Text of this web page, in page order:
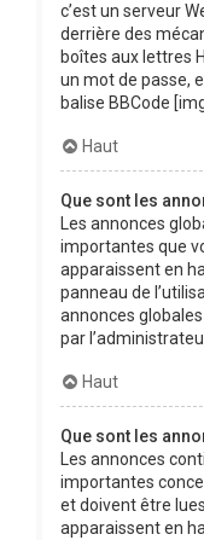
c’est un serveur
derrière des
boîtes aux lettres
un mot de passe,
balise BBCode
Haut
Que sont les
Les annonces
importantes que
apparaissent en
panneau de
annonces
par
Haut
Que sont les
Les annonces
importantes
et doivent être
apparaissent en